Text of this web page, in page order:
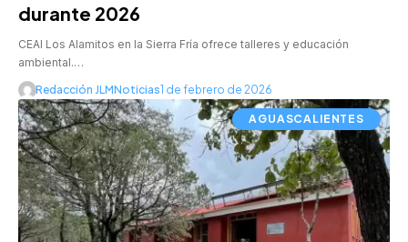
durante 2026
CEAI Los Alamitos en la Sierra Fría ofrece talleres y educación
ambiental.…
Redacción JLMNoticias1 de febrero de 2026
AGUASCALIENTES